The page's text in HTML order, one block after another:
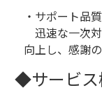
・サポート品
迅速な一次
向上し、感謝
◆サービス